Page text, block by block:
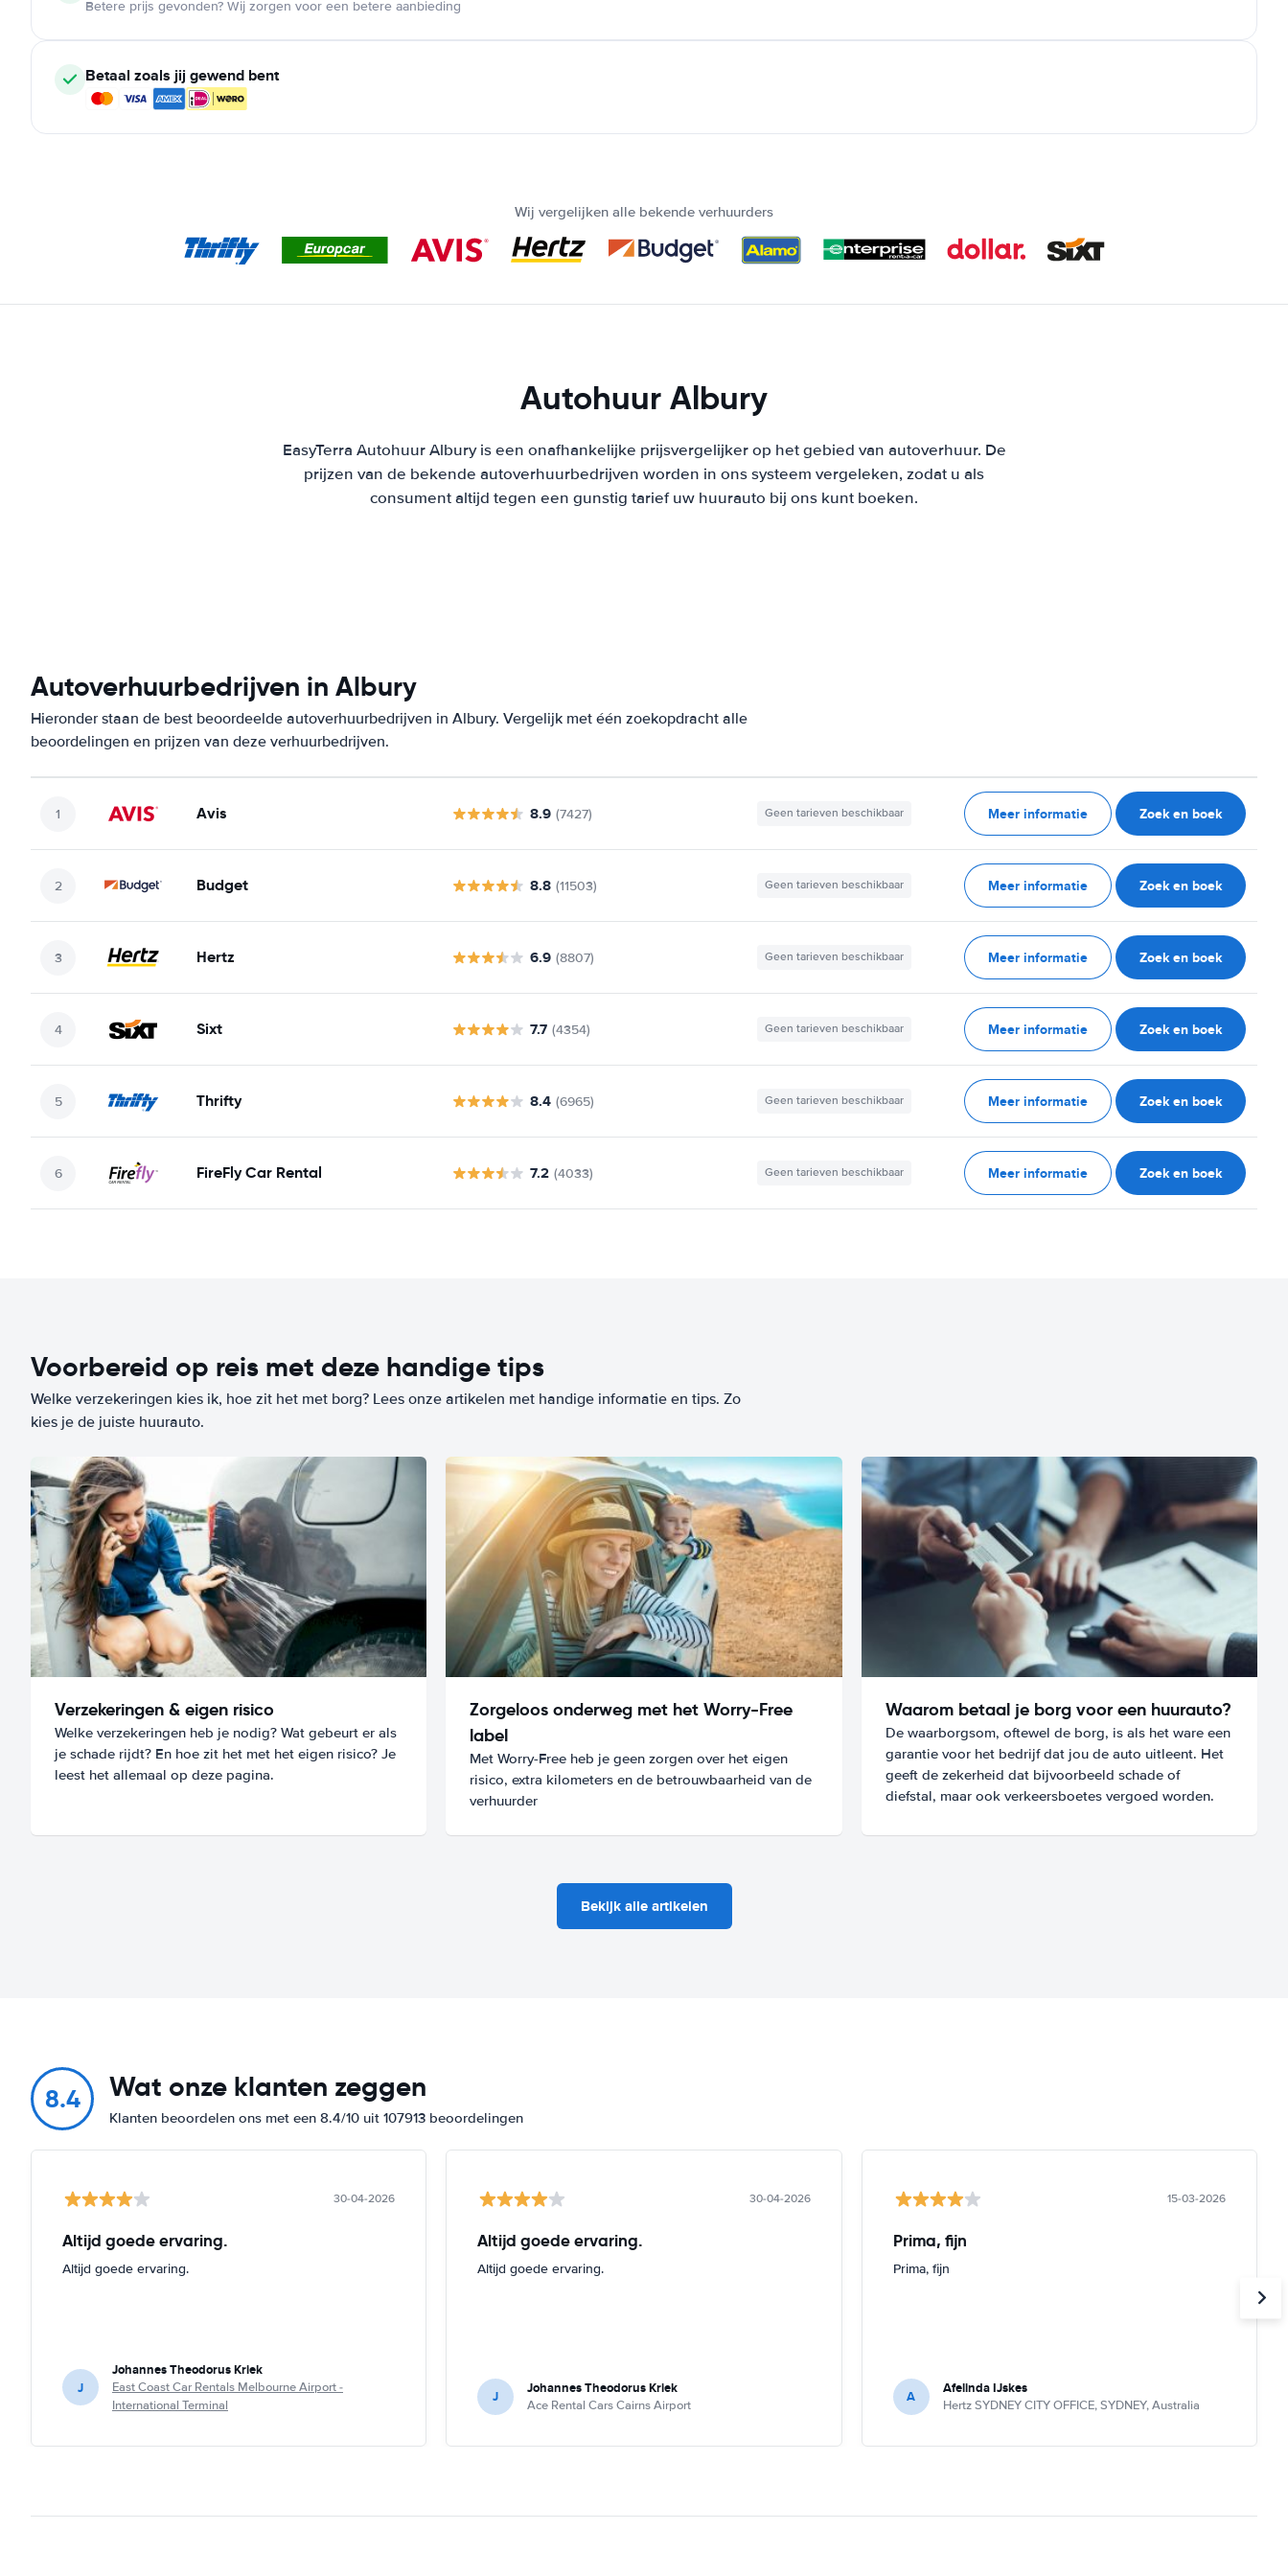
Betere prijs gevonden? Wij zorgen voor een betere aanbieding
Betaal zoals jij gewend bent
Wij vergelijken alle bekende verhuurders
Autohuur Albury
EasyTerra Autohuur Albury is een onafhankelijke prijsvergelijker op het gebied van autoverhuur. De
prijzen van de bekende autoverhuurbedrijven worden in ons systeem vergeleken, zodat u als
consument altijd tegen een gunstig tarief uw huurauto bij ons kunt boeken.
Autoverhuurbedrijven in Albury
Hieronder staan de best beoordeelde autoverhuurbedrijven in Albury. Vergelijk met één zoekopdracht alle
beoordelingen en prijzen van deze verhuurbedrijven.
Avis 8.9 (7427) Geen tarieven beschikbaar Meer informatie Zoek en boek
Budget 8.8 (11503) Geen tarieven beschikbaar Meer informatie Zoek en boek
Hertz 6.9 (8807) Geen tarieven beschikbaar Meer informatie Zoek en boek
Sixt 7.7 (4354) Geen tarieven beschikbaar Meer informatie Zoek en boek
Thrifty 8.4 (6965) Geen tarieven beschikbaar Meer informatie Zoek en boek
FireFly Car Rental 7.2 (4033) Geen tarieven beschikbaar Meer informatie Zoek en boek
Voorbereid op reis met deze handige tips
Welke verzekeringen kies ik, hoe zit het met borg? Lees onze artikelen met handige informatie en tips. Zo
kies je de juiste huurauto.
Verzekeringen & eigen risico
Welke verzekeringen heb je nodig? Wat gebeurt er als
je schade rijdt? En hoe zit het met het eigen risico? Je
leest het allemaal op deze pagina.
Zorgeloos onderweg met het Worry-Free
label
Met Worry-Free heb je geen zorgen over het eigen
risico, extra kilometers en de betrouwbaarheid van de
verhuurder
Waarom betaal je borg voor een huurauto?
De waarborgsom, oftewel de borg, is als het ware een
garantie voor het bedrijf dat jou de auto uitleent. Het
geeft de zekerheid dat bijvoorbeeld schade of
diefstal, maar ook verkeersboetes vergoed worden.
Bekijk alle artikelen
8.4 Wat onze klanten zeggen
Klanten beoordelen ons met een 8.4/10 uit 107913 beoordelingen
30-04-2026
Altijd goede ervaring.
Altijd goede ervaring.
J
Johannes Theodorus Kriek
East Coast Car Rentals Melbourne Airport -
International Terminal
30-04-2026
Altijd goede ervaring.
Altijd goede ervaring.
J Johannes Theodorus Kriek
Ace Rental Cars Cairns Airport
15-03-2026
Prima, fijn
Prima, fijn
A Afelinda IJskes
Hertz SYDNEY CITY OFFICE, SYDNEY, Australia